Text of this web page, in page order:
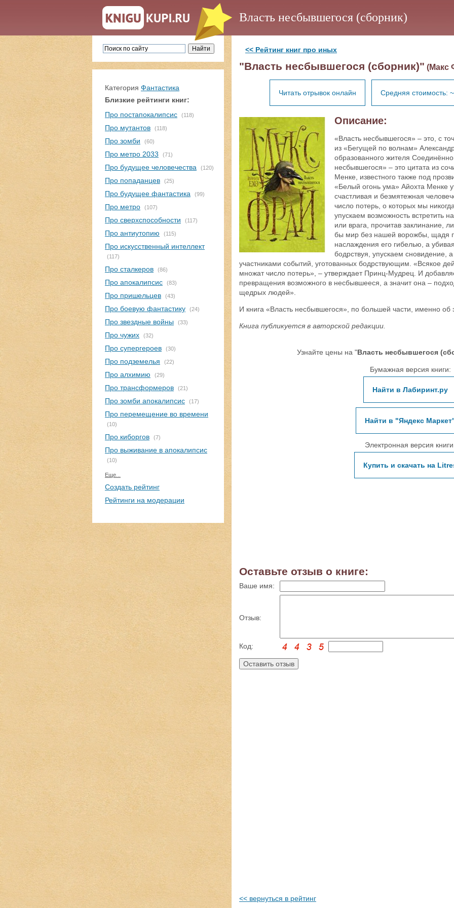
Власть несбывшегося (сборник)
Категория Фантастика
Близкие рейтинги книг:
Про постапокалипсис
(118)
Про мутантов (118)
Про зомби (60)
Про метро 2033 (71)
Про будущее человечества (120)
Про попаданцев (25)
Про будущее фантастика (99)
Про метро (107)
Про сверхспособности (117)
Про антиутопию (115)
Про искусственный интеллект
(117)
Про сталкеров (86)
Про апокалипсис (83)
Про пришельцев (43)
Про боевую фантастику (24)
Про звездные войны (33)
Про чужих (32)
Про супергероев (30)
Про подземелья (22)
Про алхимию (29)
Про трансформеров (21)
Про зомби апокалипсис (17)
Про перемещение во времени
(10)
Про киборгов (7)
Про выживание в апокалипсис
(10)
Еще...
Создать рейтинг
Рейтинги на модерации
<< Рейтинг книг про иных
"Власть несбывшегося (сборник)" (Макс
Читать отрывок онлайн Средняя стоимость:
Описание:
«Власть несбывшегося» – это, с
из «Бегущей по волнам»
образованного жителя
несбывшегося» – это цитата из
Менке, известного также под
«Белый огонь ума» Айохта Менке
счастливая и безмятежная
число потерь, о которых мы
упускаем возможность встретить
или врага, прочитав заклинание,
бы мир без нашей ворожбы, щадя
наслаждения его гибелью, а
бодрствуя, упускаем сновидение,
участниками событий, уготованных бодрствующим. «Всякое
множат число потерь», – утверждает Принц-Мудрец. И
превращения возможного в несбывшееся, а значит она –
щедрых людей».
И книга «Власть несбывшегося», по большей части, именно об
Книга публикуется в авторской редакции.
Узнайте цены на "Власть несбывшегося
Бумажная версия книги:
Найти в Лабиринт.ру
Найти в "Яндекс
Электронная версия
Купить и скачать на
Оставьте отзыв о книге:
Ваше имя:
Отзыв:
Код:
<< вернуться в рейтинг